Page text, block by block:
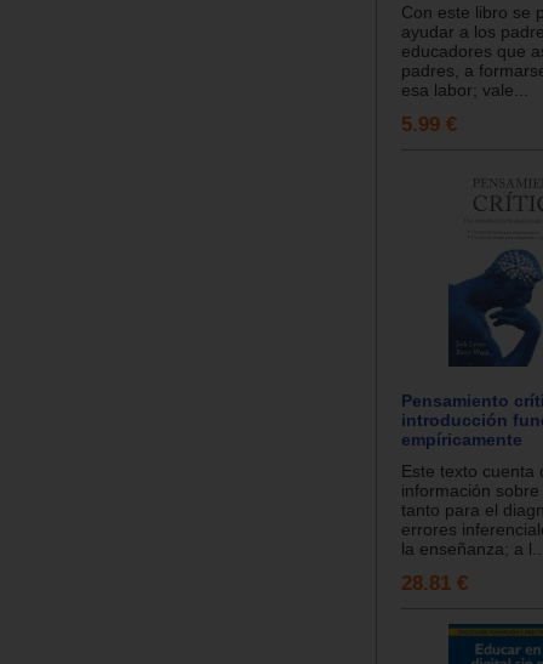
Con este libro se
ayudar a los
educadores que
padres, a
esa labor; vale...
5.99 €
Pensamiento
introducción
empíricamente
Este texto cuenta
información
tanto para el
errores
la enseñanza; a
28.81 €